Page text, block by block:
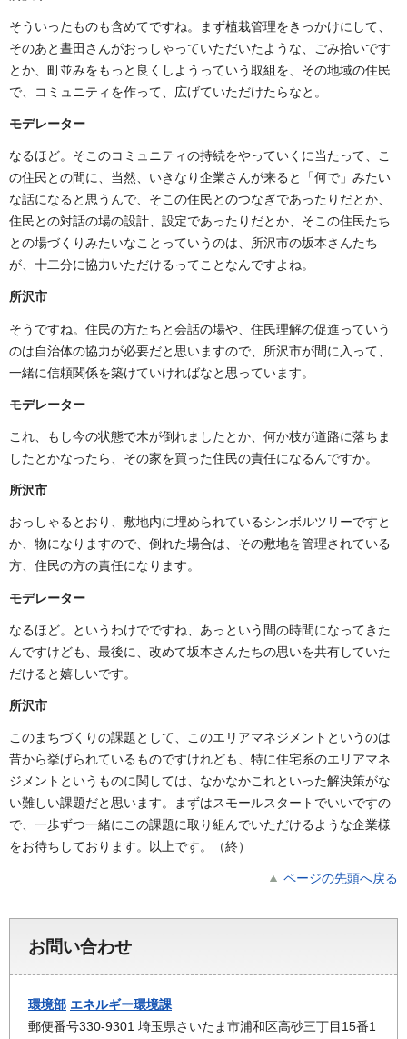
そういったものも含めてですね。まず植栽管理をきっかけにして、
そのあと晝田さんがおっしゃっていただいたような、ごみ拾いです
とか、町並みをもっと良くしようっていう取組を、その地域の住民
で、コミュニティを作って、広げていただけたらなと。
モデレーター
なるほど。そこのコミュニティの持続をやっていくに当たって、こ
の住民との間に、当然、いきなり企業さんが来ると「何で」みたい
な話になると思うんで、そこの住民とのつなぎであったりだとか、
住民との対話の場の設計、設定であったりだとか、そこの住民たち
との場づくりみたいなことっていうのは、所沢市の坂本さんたち
が、十二分に協力いただけるってことなんですよね。
所沢市
そうですね。住民の方たちと会話の場や、住民理解の促進っていう
のは自治体の協力が必要だと思いますので、所沢市が間に入って、
一緒に信頼関係を築けていければなと思っています。
モデレーター
これ、もし今の状態で木が倒れましたとか、何か枝が道路に落ちま
したとかなったら、その家を買った住民の責任になるんですか。
所沢市
おっしゃるとおり、敷地内に埋められているシンボルツリーですと
か、物になりますので、倒れた場合は、その敷地を管理されている
方、住民の方の責任になります。
モデレーター
なるほど。というわけでですね、あっという間の時間になってきた
んですけども、最後に、改めて坂本さんたちの思いを共有していた
だけると嬉しいです。
所沢市
このまちづくりの課題として、このエリアマネジメントというのは
昔から挙げられているものですけれども、特に住宅系のエリアマネ
ジメントというものに関しては、なかなかこれといった解決策がな
い難しい課題だと思います。まずはスモールスタートでいいですの
で、一歩ずつ一緒にこの課題に取り組んでいただけるような企業様
をお待ちしております。以上です。（終）
ページの先頭へ戻る
お問い合わせ
環境部 エネルギー環境課
郵便番号330-9301 埼玉県さいたま市浦和区高砂三丁目15番1